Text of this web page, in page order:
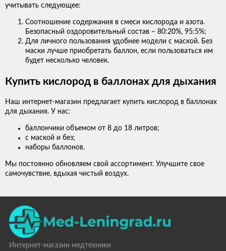
учитывать следующее:
Соотношение содержания в смеси кислорода и азота.
Безопасный оздоровительный состав – 80:20%, 95:5%;
Для личного пользования удобнее модели с маской. Без
маски лучше приобретать баллон, если пользоваться им
будет несколько человек.
Купить кислород в баллонах для дыхания
Наш интернет-магазин предлагает купить кислород в баллонах
для дыхания. У нас:
баллончики объемом от 8 до 18 литров;
с маской и без;
наборы баллонов.
Мы постоянно обновляем свой ассортимент. Улучшите свое
самочувствие, вдыхая чистый воздух.
Интернет-магазин медтехники